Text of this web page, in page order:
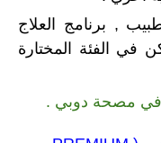
, برنامج العلاج
في الفئة المختارة
في مصحة دوبي .